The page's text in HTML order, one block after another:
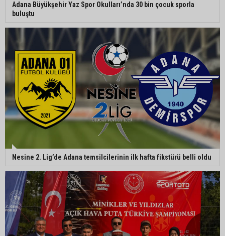
Adana Büyükşehir Yaz Spor Okulları’nda 30 bin çocuk sporla
buluştu
Nesine 2. Lig’de Adana temsilcilerinin ilk hafta fikstürü belli oldu